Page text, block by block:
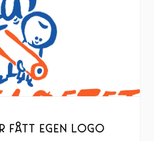
FÅTT EGEN LOGO